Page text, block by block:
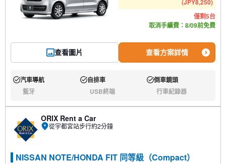
查看圖片
僅剩5台
取消手續費：8/09前免費
查看方案詳情
有:汽車導航 有:自排車 有:倒車鏡頭
藍牙 USB終端 行車紀錄器
ORIX Rent a Car
從宇都宮站步行約2分鐘
NISSAN NOTE/HONDA FIT 同等級（Compact）